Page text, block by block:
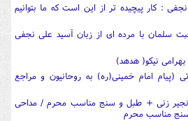
: کار پیچیده تر از این است که ما بتوانیم
سلمان با مرده ای از زبان آسید علی نجفی
نیکو( هدهد)
(پیام امام خمینی(ره) به روحانیون و مراجع
زنی + طبل و سنج مناسب محرم / مداحی
مناسب محرم